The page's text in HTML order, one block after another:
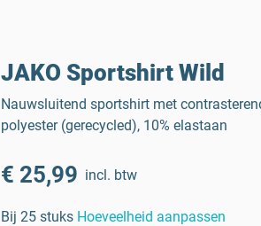
JAKO Sportshirt Wild
Nauwsluitend sportshirt met
polyester (gerecycled), 10% elastaan
€ 25,99 incl. btw
Bij 25 stuks Hoeveelheid aanpassen